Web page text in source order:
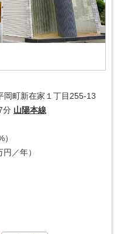
岡町新在家１丁目255-13
分 山陽本線
／年）